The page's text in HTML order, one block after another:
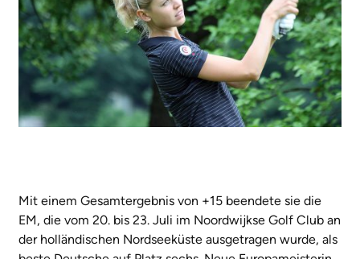
Mit einem Gesamtergebnis von +15 beendete sie die
EM, die vom 20. bis 23. Juli im Noordwijkse Golf Club an
der holländischen Nordseeküste ausgetragen wurde, als